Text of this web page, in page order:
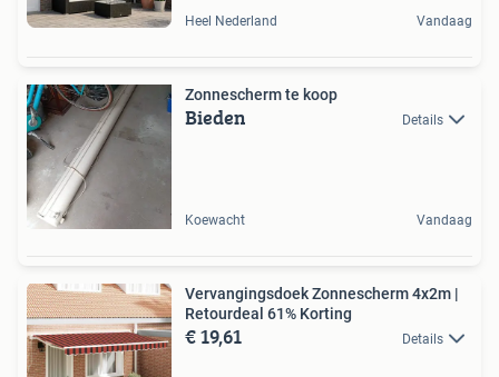
Heel Nederland Vandaag
Zonnescherm te koop
Bieden Details
Koewacht Vandaag
Vervangingsdoek Zonnescherm 4x2m |
Retourdeal 61% Korting
€ 19,61 Details